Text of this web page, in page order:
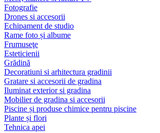
Fotografie
Drones si accesorii
Echipament de studio
Rame foto și albume
Frumuseţe
Esteticienii
Grădină
Decoratiuni si arhitectura gradinii
Gratare si accesorii de gradina
Iluminat exterior si gradina
Mobilier de gradina si accesorii
Piscine și produse chimice pentru piscine
Plante și flori
Tehnica apei